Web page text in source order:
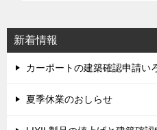
シ
ョ
ン
新着情報
カーポートの建築確認申請い
夏季休業のおしらせ